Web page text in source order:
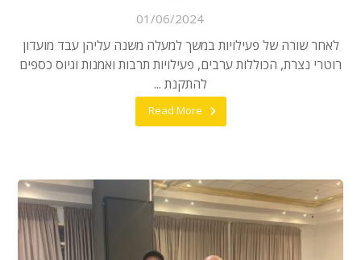
01/06/2024
לאחר שורה של פעילויות במשך למעלה משנה עליהן עבד מועדון
רוטרי נצרת, הכוללות ערבים, פעילויות תרבות ואמנות וגיוס כספים
להתקנת ...
Read More